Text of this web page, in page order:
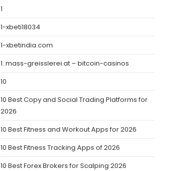
1
1-xbeti18034
1-xbetindia.com
1. mass-greisslerei.at – bitcoin-casinos
10
10 Best Copy and Social Trading Platforms for
2026
10 Best Fitness and Workout Apps for 2026
10 Best Fitness Tracking Apps of 2026
10 Best Forex Brokers for Scalping 2026